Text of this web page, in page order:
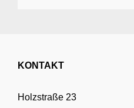
KONTAKT
Holzstraße 23